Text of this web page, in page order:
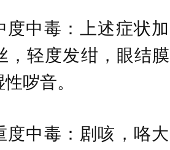
度中毒：上述症状
，轻度发绀，眼结
哕音。
度中毒：剧咳，咯